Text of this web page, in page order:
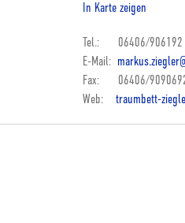
In Karte zeigen
Tel.: 06406/906192
E-Mail:
Fax: 06406/
Web: traumbett-